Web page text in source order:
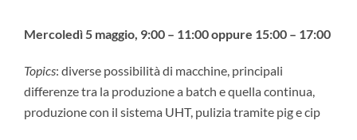
Mercoledì 5 maggio, 9:00 – 11:00 oppure 15:00 – 17:00
Topics: diverse possibilità di macchine, principali
differenze tra la produzione a batch e quella continua,
produzione con il sistema UHT, pulizia tramite pig e cip